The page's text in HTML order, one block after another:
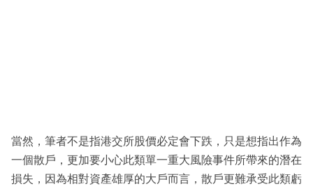
當然，筆者不是指港交所股價必定會下跌，只是想指出作為
一個散戶，更加要小心此類單一重大風險事件所帶來的潛在
損失，因為相對資產雄厚的大戶而言，散戶更難承受此類虧